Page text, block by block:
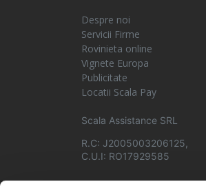
Despre noi
Servicii Firme
Rovinieta online
Vignete Europa
Publicitate
Locatii Scala Pay
Scala Assistance SRL
R.C: J2005003206125,
C.U.I: RO17929585